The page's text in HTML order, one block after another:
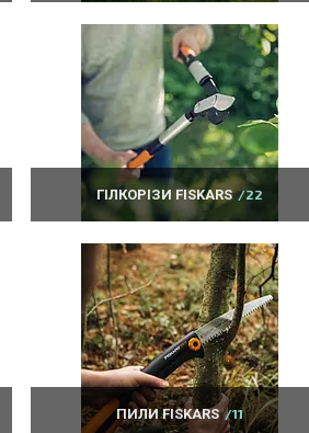
ГІЛКОРІЗИ FISKARS 22
ПИЛИ FISKARS 11